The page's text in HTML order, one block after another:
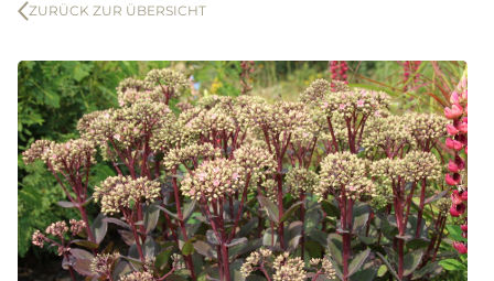
ZURÜCK ZUR ÜBERSICHT